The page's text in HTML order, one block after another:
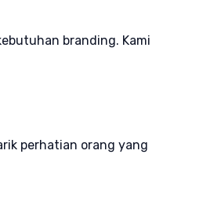
branding. Kami
perhatian orang yang